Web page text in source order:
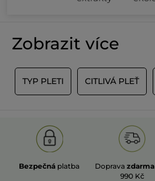
Zobrazit více
TYP PLETI CITLIVÁ PLEŤ
Bezpečná platba Doprava zdarma
990 Kč